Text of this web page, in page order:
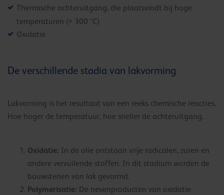
Thermische achteruitgang, die plaatsvindt bij hoge
temperaturen (> 300 °C)
Oxidatie
De verschillende stadia van lakvorming
Lakvorming is het resultaat van een reeks chemische reacties.
Hoe hoger de temperatuur, hoe sneller de achteruitgang.
Oxidatie: In de olie ontstaan vrije radicalen, zuren en
andere vervuilende stoffen. In dit stadium worden de
bouwstenen van lak gevormd.
Polymerisatie: De nevenproducten van oxidatie